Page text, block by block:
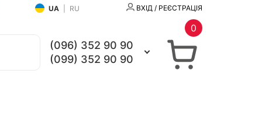
UA RU ВХІД / РЕЄСТРАЦІЯ
(096) 352 90 90
(099) 352 90 90
0